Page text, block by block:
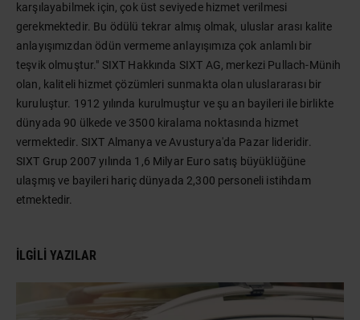
karşılayabilmek için, çok üst seviyede hizmet verilmesi
gerekmektedir. Bu ödülü tekrar almış olmak, uluslar arası kalite
anlayışımızdan ödün vermeme anlayışımıza çok anlamlı bir
teşvik olmuştur." SIXT Hakkında SIXT AG, merkezi Pullach-Münih
olan, kaliteli hizmet çözümleri sunmakta olan uluslararası bir
kuruluştur. 1912 yılında kurulmuştur ve şu an bayileri ile birlikte
dünyada 90 ülkede ve 3500 kiralama noktasında hizmet
vermektedir. SIXT Almanya ve Avusturya'da Pazar lideridir.
SIXT Grup 2007 yılında 1,6 Milyar Euro satış büyüklüğüne
ulaşmış ve bayileri hariç dünyada 2,300 personeli istihdam
etmektedir.
İLGILI YAZILAR